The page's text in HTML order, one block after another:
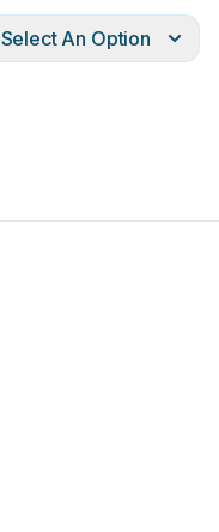
Select An Option